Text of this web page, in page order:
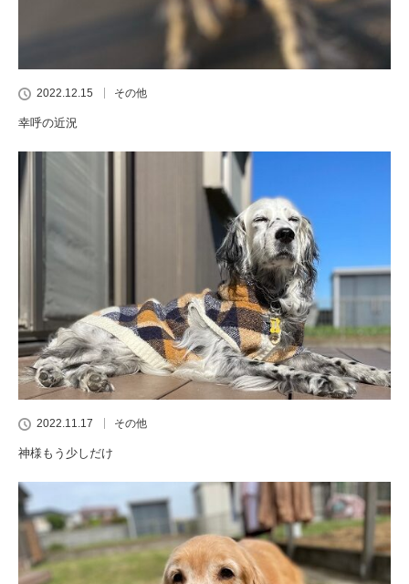
2022.12.15 その他
幸呼の近況
2022.11.17 その他
神様もう少しだけ